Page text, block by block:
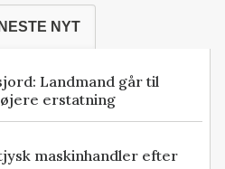
NYT
Landmand går til
erstatning
maskinhandler efter